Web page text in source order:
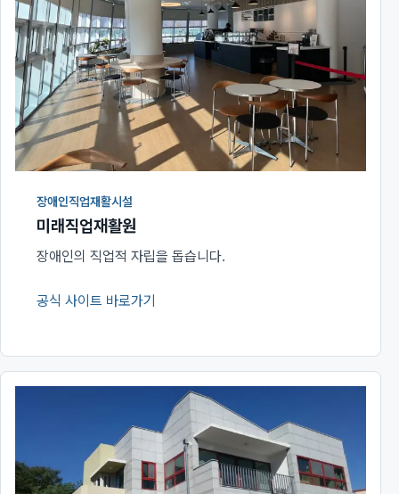
장애인직업재활시설
미래직업재활원
장애인의 직업적 자립을 돕습니다.
공식 사이트 바로가기
(새 창에서 열림)